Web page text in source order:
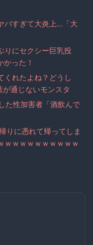
バすぎて大炎上…「大
りにセクシー巨乳投
った！
くれたよね？どうし
通じないモンスタ
た性加害者「酒飲んで
りに憑れて帰ってしま
ｗｗｗｗｗｗｗｗｗｗ